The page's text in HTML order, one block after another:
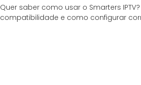
Quer saber como usar o Smarters
compatibilidade e como configurar